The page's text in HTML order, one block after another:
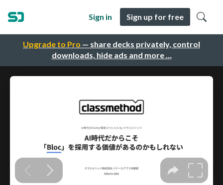
Upgrade to Pro — share decks privately, control
downloads, hide ads and more …
Sign in Sign up for free